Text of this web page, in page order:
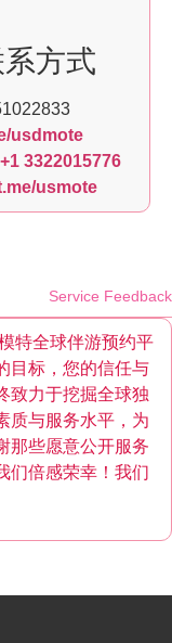
方式
usdmote
3322015776
usmote
Service Feedback
特全球伴游预约平
目标，您的信任与
致力于挖掘全球独
质与服务水平，为
那些愿意公开服务
们倍感荣幸！我们